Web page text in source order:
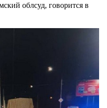
облсуд, говорится в